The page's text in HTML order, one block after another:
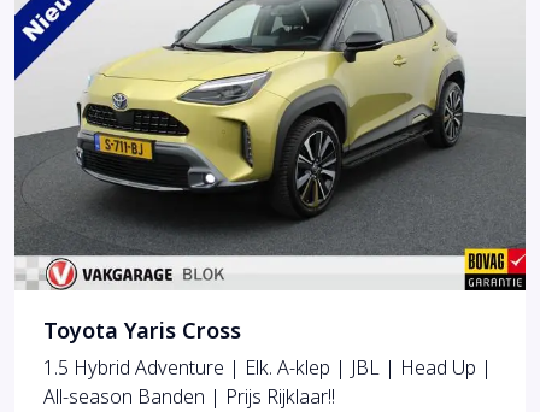
Toyota Yaris Cross
1.5 Hybrid Adventure | Elk. A-klep | JBL | Head Up |
All-season Banden | Prijs Rijklaar!!